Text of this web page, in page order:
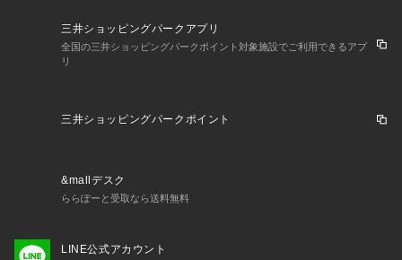
三井ショッピングパークアプリ
全国の三井ショッピングパークポイント対象施設でご利用できるアプ
リ
三井ショッピングパークポイント
&mallデスク
ららぽーと受取なら送料無料
LINE公式アカウント